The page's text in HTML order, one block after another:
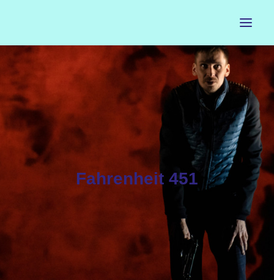
ACCUEIL
LE PETIT BUREAU
CALENDRIER
NEWSLETTER
FACEBOOK
Fahrenheit 451